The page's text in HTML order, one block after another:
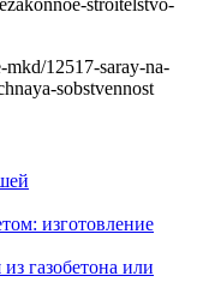
mkd/12517-saray-na-
sobstvennost
изготовление
газобетона или